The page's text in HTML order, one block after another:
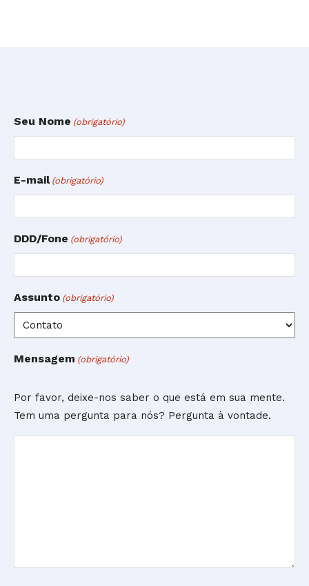
Seu Nome (obrigatório)
E-mail (obrigatório)
DDD/Fone (obrigatório)
Assunto (obrigatório)
Mensagem (obrigatório)
Por favor, deixe-nos saber o que está em sua mente.
Tem uma pergunta para nós? Pergunta à vontade.